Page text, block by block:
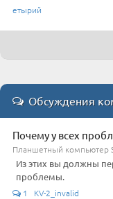
етырий
Обсуждения
Почему у всех
Планшетный компьютер
Из этих вы должны
проблемы.
1 KV-2_invalid